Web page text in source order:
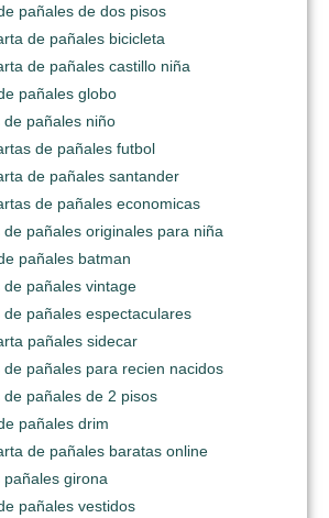
pañales de dos pisos
de pañales bicicleta
de pañales castillo niña
pañales globo
pañales niño
de pañales futbol
de pañales santander
de pañales economicas
pañales originales para niña
pañales batman
pañales vintage
pañales espectaculares
pañales sidecar
pañales para recien nacidos
pañales de 2 pisos
pañales drim
de pañales baratas online
girona
pañales vestidos